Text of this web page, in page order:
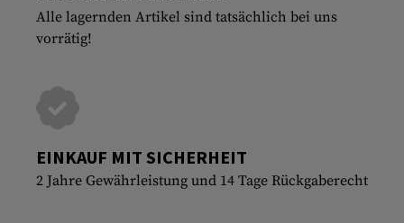
Alle lagernden Artikel sind tatsächlich bei uns
vorrätig!
EINKAUF MIT SICHERHEIT
2 Jahre Gewährleistung und 14 Tage Rückgaberecht